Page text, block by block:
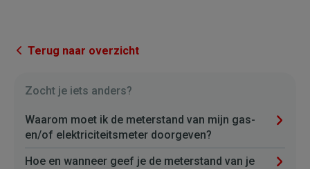
Terug naar overzicht
Zocht je iets anders?
Waarom moet ik de meterstand van mijn gas-
en/of elektriciteitsmeter doorgeven?
Hoe en wanneer geef je de meterstand van je